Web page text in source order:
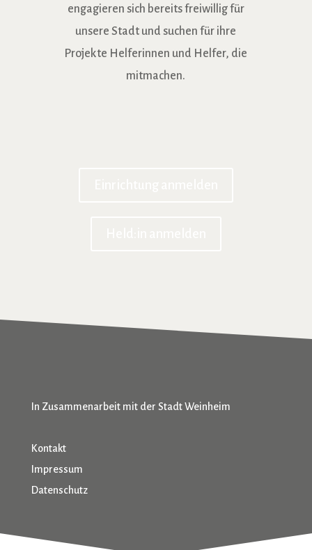
engagieren sich bereits freiwillig für
unsere Stadt und suchen für ihre
Projekte Helferinnen und Helfer, die
mitmachen.
In Zusammenarbeit mit der Stadt Weinheim
Kontakt
Impressum
Datenschutz